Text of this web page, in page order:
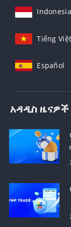
Indonesia
Tiếng Việt
Español
አዳዲስ ዜናዎች